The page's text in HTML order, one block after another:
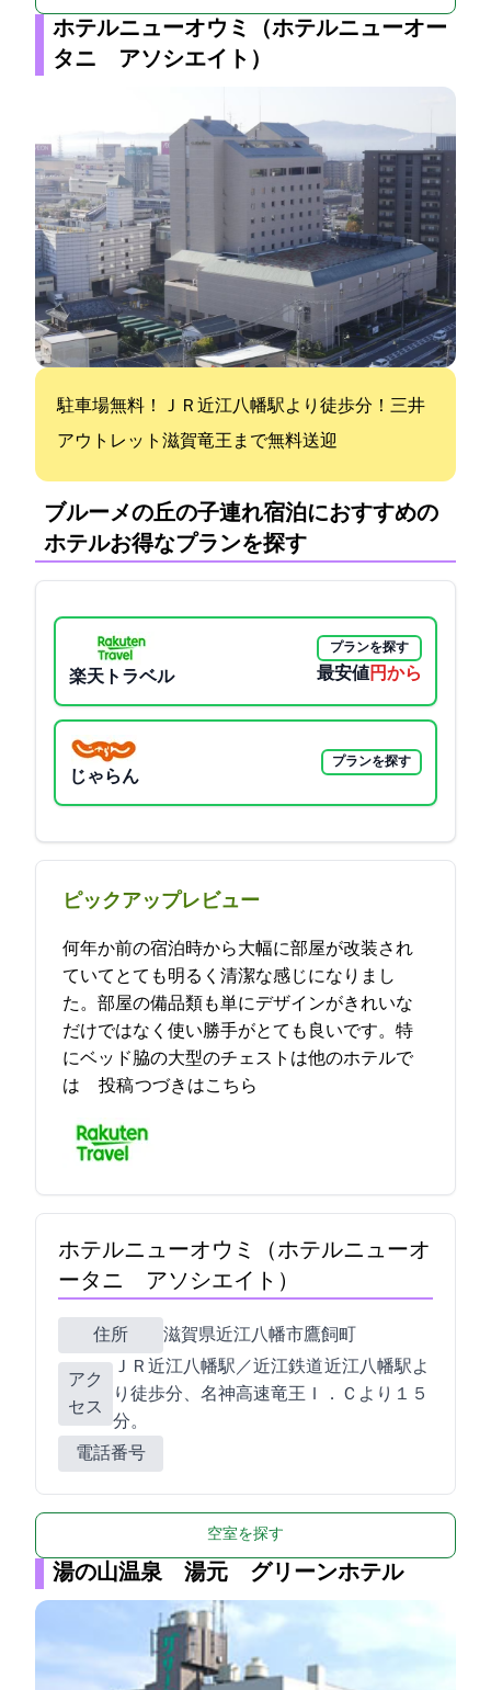
ホテルニューオウミ（ホテルニューオー
タニ アソシエイト）
駐車場無料！ＪＲ近江八幡駅より徒歩2分！三井
アウトレット滋賀竜王まで無料送迎
ブルーメの丘の子連れ宿泊におすすめの
ホテル:お得なプランを探す
楽天トラベル
プランを探す
最安値4100円から
じゃらん
プランを探す
ピックアップレビュー
何年か前の宿泊時から大幅に部屋が改装され
ていてとても明るく清潔な感じになりまし
た。部屋の備品類も単にデザインがきれいな
だけではなく使い勝手がとても良いです。特
にベッド脇の大型のチェストは他のホテルで
は… 2021-08-20 21:57:51投稿つづきはこちら
ホテルニューオウミ（ホテルニューオ
ータニ アソシエイト）
住所 滋賀県近江八幡市鷹飼町1481
アク
セス
ＪＲ近江八幡駅／近江鉄道 近江八幡駅よ
り徒歩2分、名神高速竜王Ｉ．Ｃより１５
分。
電話番号
空室を探す
湯の山温泉 湯元 グリーンホテル